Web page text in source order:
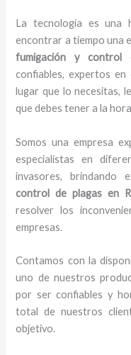
La tecnología es una
encontrar a tiempo una
fumigación y control
confiables, expertos
lugar que lo necesitas,
que debes tener a la
Somos una empresa
especialistas en
invasores, brindando
control de plagas en
resolver los
empresas.
Contamos con la
uno de nuestros
por ser confiables y
total de nuestros
objetivo.